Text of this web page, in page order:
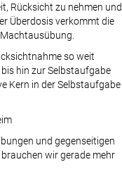
Rücksicht zu nehmen und
Überdosis verkommt die
so weit
hin zur Selbstaufgabe
Kern in der Selbstaufgabe
und gegenseitigen
wir gerade mehr